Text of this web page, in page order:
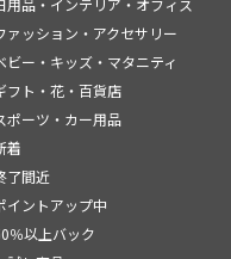
用品・インテリア・オフィス
ァッション・アクセサリー
ビー・キッズ・マタニティ
フト・花・百貨店
ポーツ・カー用品
着
了間近
イントアップ中
％以上バック